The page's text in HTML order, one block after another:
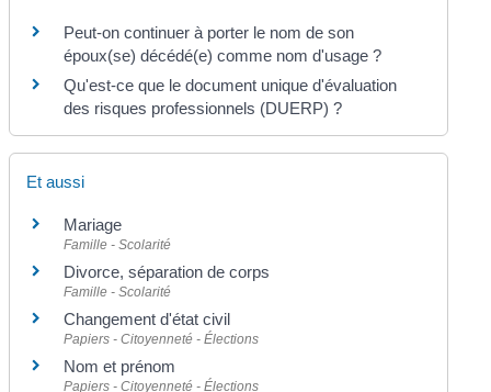
Peut-on continuer à porter le nom de son
époux(se) décédé(e) comme nom d'usage ?
Qu'est-ce que le document unique d'évaluation
des risques professionnels (DUERP) ?
Et aussi
Mariage
Famille - Scolarité
Divorce, séparation de corps
Famille - Scolarité
Changement d'état civil
Papiers - Citoyenneté - Élections
Nom et prénom
Papiers - Citoyenneté - Élections